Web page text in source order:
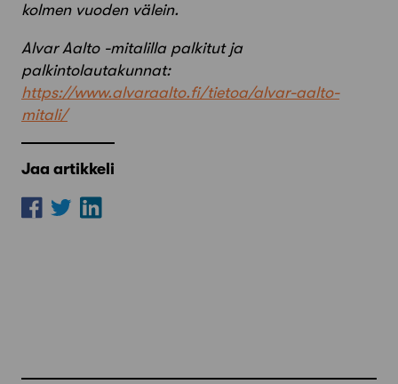
kolmen vuoden välein.
Alvar Aalto -mitalilla palkitut ja
palkintolautakunnat:
https://www.alvaraalto.fi/tietoa/alvar-aalto-
mitali/
Jaa artikkeli